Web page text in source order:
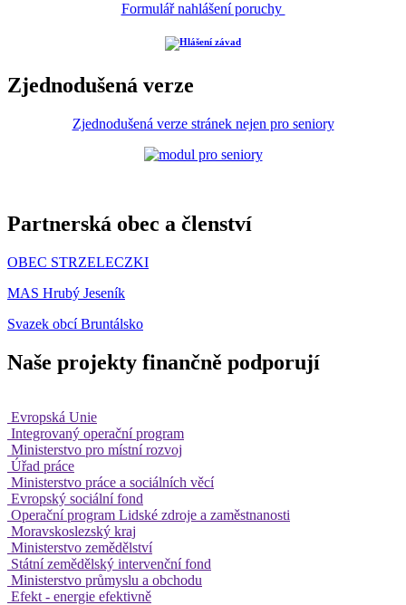
Formulář nahlášení poruchy
Zjednodušená verze
Zjednodušená verze stránek nejen pro seniory
Partnerská obec a členství
OBEC STRZELECZKI
MAS Hrubý Jeseník
Svazek obcí Bruntálsko
Naše projekty finančně podporují
Evropská Unie
Integrovaný operační program
Ministerstvo pro místní rozvoj
Úřad práce
Ministerstvo práce a sociálních věcí
Evropský sociální fond
Operační program Lidské zdroje a zaměstnanosti
Moravskoslezský kraj
Ministerstvo zemědělství
Státní zemědělský intervenční fond
Ministerstvo průmyslu a obchodu
Efekt - energie efektivně